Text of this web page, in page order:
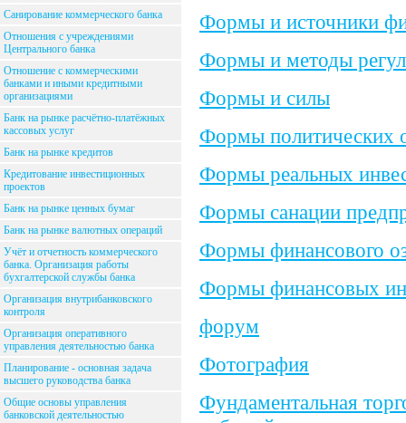
Санирование коммерческого банка
Отношения с учреждениями
Центрального банка
Отношение с коммерческими
банками и иными кредитными
организациями
Банк на рынке расчётно-платёжных
кассовых услуг
Банк на рынке кредитов
Кредитование инвестиционных
проектов
Банк на рынке ценных бумаг
Банк на рынке валютных операций
Учёт и отчетность коммерческого
банка. Организация работы
бухгалтерской службы банка
Организация внутрибанковского
контроля
Организация оперативного
управления деятельностью банка
Планирование - основная задача
высшего руководства банка
Общие основы управления
банковской деятельностью
Формы и источники
Формы и методы
Формы и силы
Формы политических
Формы реальных
Формы санации
Формы финансового
Формы финансовых
форум
Фотография
Фундаментальная